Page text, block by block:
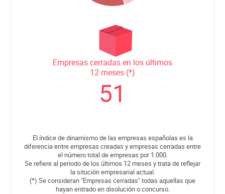
Empresas cerradas en los últimos
12 meses (*)
51
El índice de dinamismo de las empresas españolas es la
diferencia entre empresas creadas y empresas cerradas entre
el número total de empresas por 1.000.
Se refiere al periodo de los últimos 12 meses y trata de reflejar
la situción empresarial actual.
(*) Se consideran "Empresas cerradas" todas aquellas que
hayan entrado en disolución o concurso.